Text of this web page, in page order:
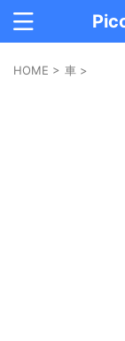
HOME > 車 >